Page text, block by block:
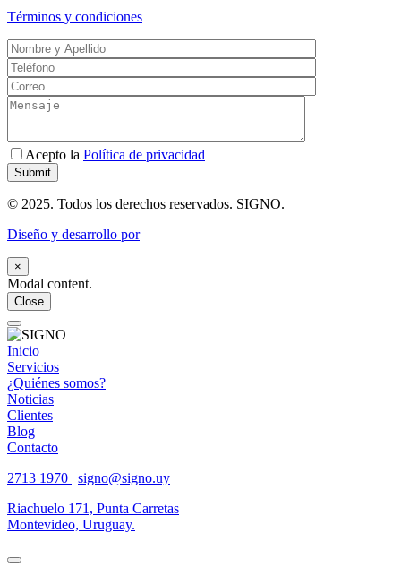
Términos y condiciones
Acepto la Política de privacidad
© 2025. Todos los derechos reservados. SIGNO.
Diseño y desarrollo por
×
Modal content.
Close
Inicio
Servicios
¿Quiénes somos?
Noticias
Clientes
Blog
Contacto
2713 1970 | signo@signo.uy
Riachuelo 171, Punta Carretas
Montevideo, Uruguay.